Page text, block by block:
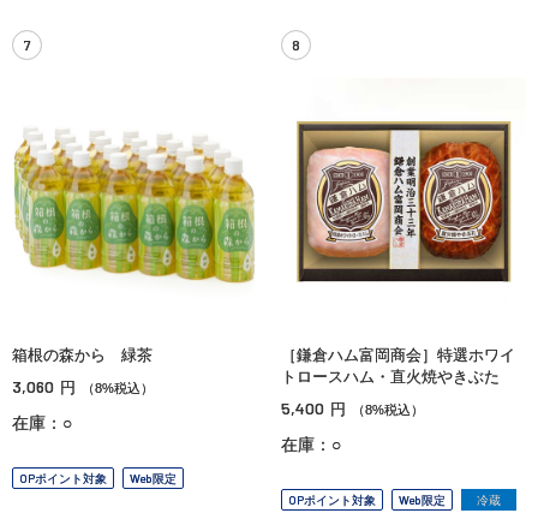
7
箱根の森から 緑茶
3,060 円 （8%税込）
在庫：○
OPポイント対象 Web限定
8
［鎌倉ハム富岡商会］特選ホワイ
トロースハム・直火焼やきぶた
5,400 円 （8%税込）
在庫：○
OPポイント対象 Web限定 冷蔵